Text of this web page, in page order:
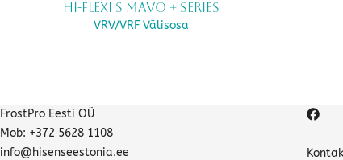
Hi-FLEXi S mavo + Series
VRV/VRF Välisosa
FrostPro Eesti OÜ
Mob: +372 5628 1108
info@hisenseestonia.ee